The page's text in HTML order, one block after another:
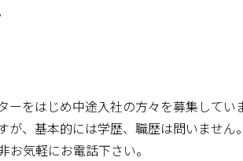
をはじめ中途入社の方々を募集してい
、基本的には学歴、職歴は問いません。
気軽にお電話下さい。